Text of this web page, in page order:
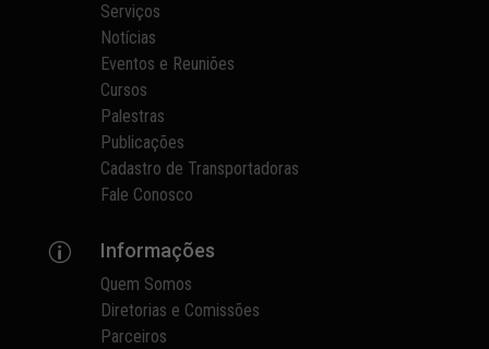
Serviços
Notícias
Eventos e Reuniões
Cursos
Palestras
Publicações
Cadastro de Transportadoras
Fale Conosco
p Informações
Quem Somos
Diretorias e Comissões
Parceiros